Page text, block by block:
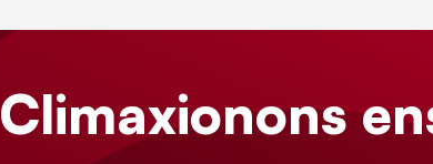
Climaxionons